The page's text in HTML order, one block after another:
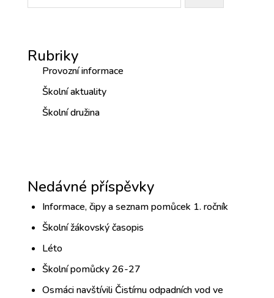
Rubriky
Provozní informace
Školní aktuality
Školní družina
Nedávné příspěvky
Informace, čipy a seznam pomůcek 1. ročník
Školní žákovský časopis
Léto
Školní pomůcky 26-27
Osmáci navštívili Čistírnu odpadních vod ve